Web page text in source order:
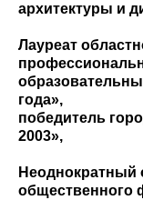
архитектуры и
Лауреат
года»,
победитель
2003»,
Неоднократный
общественного